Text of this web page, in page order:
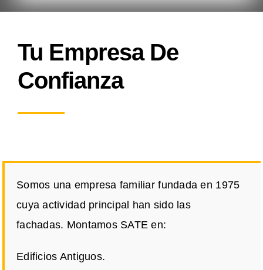
Tu Empresa De
Confianza
Somos una empresa familiar fundada en 1975
cuya actividad principal han sido las
fachadas. Montamos SATE en:
Edificios Antiguos.